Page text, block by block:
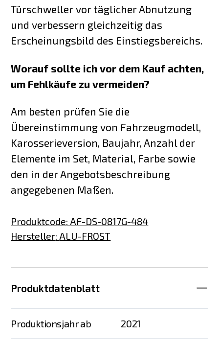
Türschweller vor täglicher Abnutzung
und verbessern gleichzeitig das
Erscheinungsbild des Einstiegsbereichs.
Worauf sollte ich vor dem Kauf achten,
um Fehlkäufe zu vermeiden?
Am besten prüfen Sie die
Übereinstimmung von Fahrzeugmodell,
Karosserieversion, Baujahr, Anzahl der
Elemente im Set, Material, Farbe sowie
den in der Angebotsbeschreibung
angegebenen Maßen.
Produktcode: AF-DS-0817G-484
Hersteller: ALU-FROST
Produktdatenblatt
Produktionsjahr ab 2021